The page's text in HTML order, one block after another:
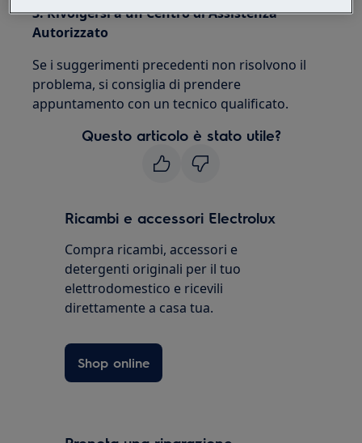
3. Rivolgersi a un Centro di Assistenza
Autorizzato
Se i suggerimenti precedenti non risolvono il
problema, si consiglia di prendere
appuntamento con un tecnico qualificato.
Questo articolo è stato utile?
Ricambi e accessori Electrolux
Compra ricambi, accessori e
detergenti originali per il tuo
elettrodomestico e ricevili
direttamente a casa tua.
Shop online